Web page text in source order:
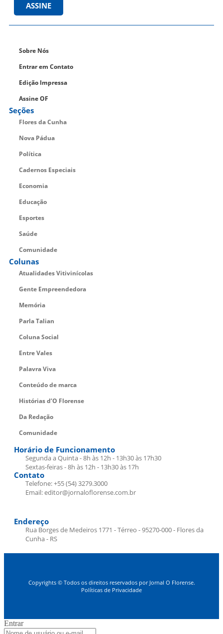
ASSINE
Sobre Nós
Entrar em Contato
Edição Impressa
Assine OF
Seções
Flores da Cunha
Nova Pádua
Política
Cadernos Especiais
Economia
Educação
Esportes
Saúde
Comunidade
Colunas
Atualidades Vitivinícolas
Gente Empreendedora
Memória
Parla Talian
Coluna Social
Entre Vales
Palavra Viva
Conteúdo de marca
Histórias d’O Florense
Da Redação
Comunidade
Horário de Funcionamento
Segunda a Quinta - 8h às 12h - 13h30 às 17h30
Sextas-feiras - 8h às 12h - 13h30 às 17h
Contato
Telefone: +55 (54) 3279.3000
Email: editor@jornaloflorense.com.br
Endereço
Rua Borges de Medeiros 1771 - Térreo - 95270-000 - Flores da
Cunha - RS
Copyrights © Todos os direitos reservados por Jornal O Florense.
Políticas de Privacidade
Entrar